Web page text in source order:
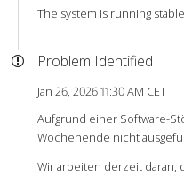
The system is running
Problem Identified
Jan 26, 2026 11:30 AM CET
Aufgrund einer Software-
Wochenende nicht
Wir arbeiten derzeit daran,